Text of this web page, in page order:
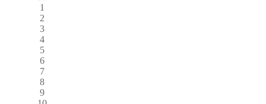
1
2
3
4
5
6
7
8
9